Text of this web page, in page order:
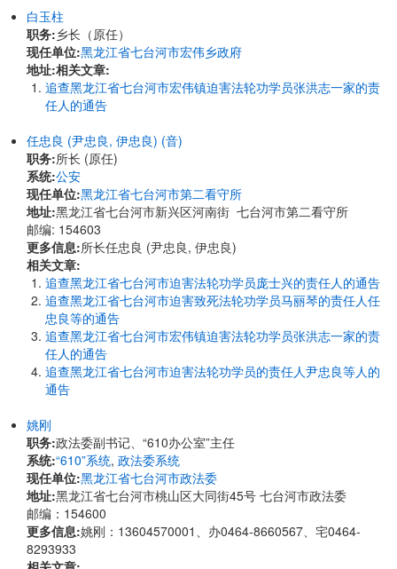
白玉柱
职务:乡长（原任）
现任单位:黑龙江省七台河市宏伟乡政府
地址:相关文章:
追查黑龙江省七台河市宏伟镇迫害法轮功学员张洪志一家的责
任人的通告
任忠良 (尹忠良, 伊忠良) (音)
职务:所长 (原任)
系统:公安
现任单位:黑龙江省七台河市第二看守所
地址:黑龙江省七台河市新兴区河南街 七台河市第二看守所
邮编: 154603
更多信息:所长任忠良 (尹忠良, 伊忠良)
相关文章:
追查黑龙江省七台河市迫害法轮功学员庞士兴的责任人的通告
追查黑龙江省七台河市迫害致死法轮功学员马丽琴的责任人任
忠良等的通告
追查黑龙江省七台河市宏伟镇迫害法轮功学员张洪志一家的责
任人的通告
追查黑龙江省七台河市迫害法轮功学员的责任人尹忠良等人的
通告
姚刚
职务:政法委副书记、“610办公室”主任
系统:“610”系统, 政法委系统
现任单位:黑龙江省七台河市政法委
地址:黑龙江省七台河市桃山区大同街45号 七台河市政法委
邮编：154600
更多信息:姚刚：13604570001、办0464-8660567、宅0464-
8293933